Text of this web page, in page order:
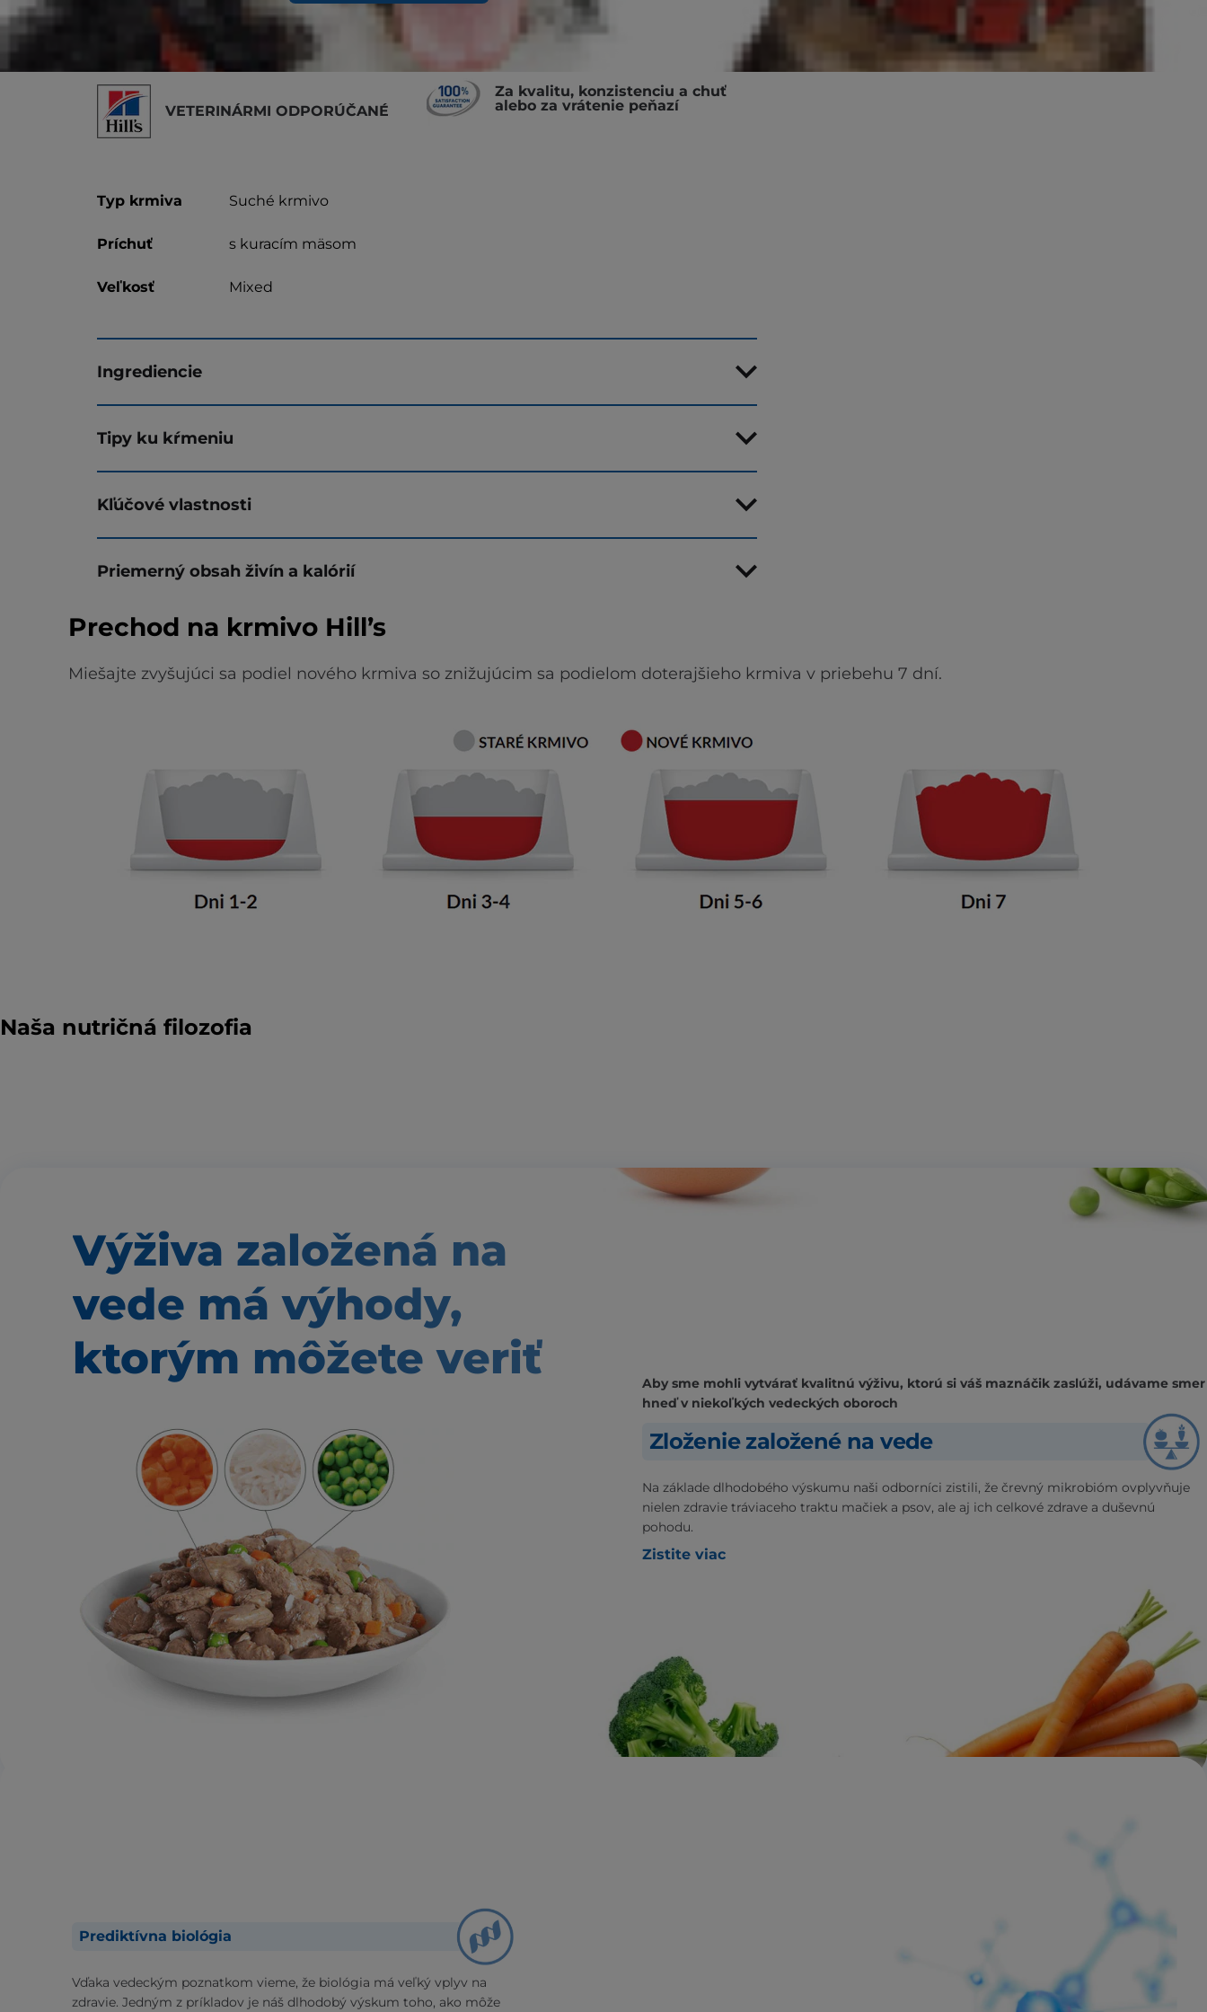
developing struvite & calcium
15 MILLION
SHELTER PETS find a forever home
& counting
VETERINÁRMI ODPORÚČANÉ
Za kvalitu, konzistenciu a chuť
alebo za vrátenie peňazí
Typ krmiva Suché krmivo
Príchuť s kuracím mäsom
Veľkosť Mixed
Ingrediencie
Tipy ku kŕmeniu
Kľúčové vlastnosti
Priemerný obsah živín a kalórií
Prechod na krmivo Hill’s
Miešajte zvyšujúci sa podiel nového krmiva so znižujúcim sa podielom doterajšieho krmiva v priebehu 7 dní.
Naša nutričná filozofia
Výživa založená na
vede má výhody,
ktorým môžete veriť
Aby sme mohli vytvárať kvalitnú výživu, ktorú si váš maznáčik zaslúži, udávame smer
hneď v niekoľkých vedeckých oboroch
Zloženie založené na vede
Na základe dlhodobého výskumu naši odborníci zistili, že črevný mikrobióm ovplyvňuje
nielen zdravie tráviaceho traktu mačiek a psov, ale aj ich celkové zdrave a duševnú
pohodu.
Zistite viac
Prediktívna biológia
Vďaka vedeckým poznatkom vieme, že biológia má veľký vplyv na
zdravie. Jedným z príkladov je náš dlhodobý výskum toho, ako môže